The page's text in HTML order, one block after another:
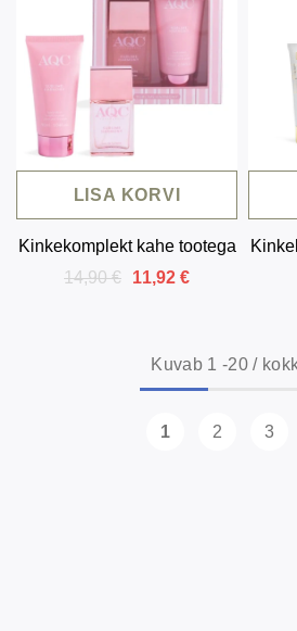
LISA KORVI
Kinkekomplekt kahe tootega
14,90 €
11,92 €
Kuvab 1 -20 /
1 2 3